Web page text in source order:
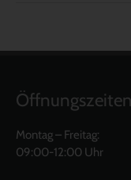
Öffnungszeiten
Montag – Freitag:
09:00-12:00 Uhr